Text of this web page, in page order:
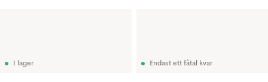
I lager Endast ett fåtal kvar